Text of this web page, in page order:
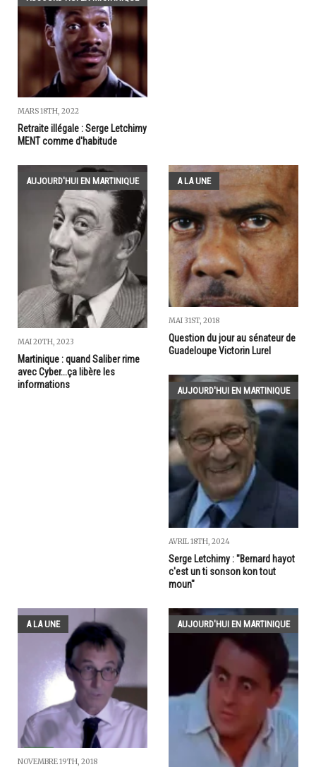
MARS 18TH, 2022
Retraite illégale : Serge Letchimy
MENT comme d'habitude
AUJOURD'HUI EN MARTINIQUE
MAI 20TH, 2023
Martinique : quand Saliber rime
avec Cyber...ça libère les
informations
A LA UNE
MAI 31ST, 2018
Question du jour au sénateur de
Guadeloupe Victorin Lurel
AUJOURD'HUI EN MARTINIQUE
AVRIL 18TH, 2024
Serge Letchimy : "Bernard hayot
c'est un ti sonson kon tout
moun"
A LA UNE
NOVEMBRE 19TH, 2018
AUJOURD'HUI EN MARTINIQUE